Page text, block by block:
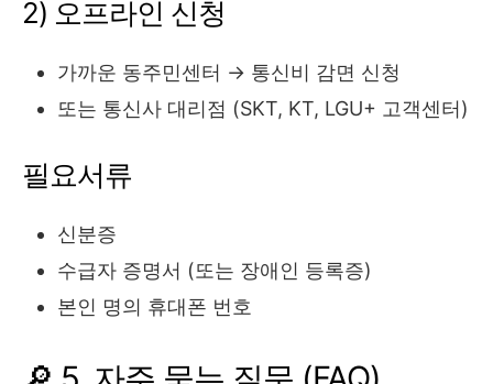
2) 오프라인 신청
가까운 동주민센터 → 통신비 감면 신청
또는 통신사 대리점 (SKT, KT, LGU+ 고객센터)
필요서류
신분증
수급자 증명서 (또는 장애인 등록증)
본인 명의 휴대폰 번호